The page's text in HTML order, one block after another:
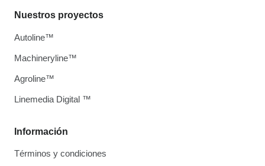
Información
Términos y condiciones
Nuestros proyectos
Autoline™
Machineryline™
Agroline™
Linemedia Digital ™